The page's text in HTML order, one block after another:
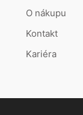
O nákupu
Kontakt
Kariéra